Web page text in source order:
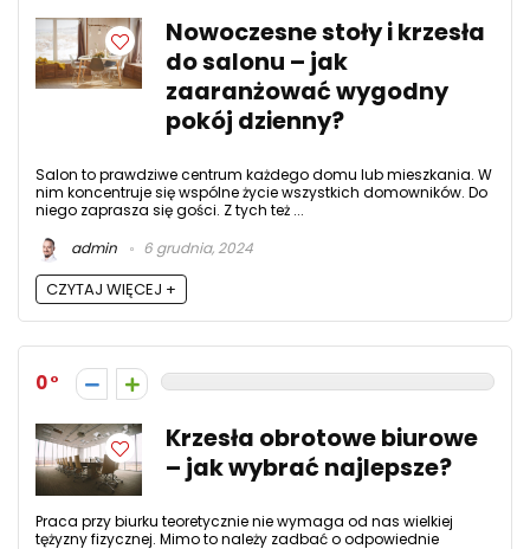
Nowoczesne stoły i krzesła
do salonu – jak
zaaranżować wygodny
pokój dzienny?
Salon to prawdziwe centrum każdego domu lub mieszkania. W
nim koncentruje się wspólne życie wszystkich domowników. Do
niego zaprasza się gości. Z tych też ...
admin
6 grudnia, 2024
CZYTAJ WIĘCEJ +
0
Krzesła obrotowe biurowe
– jak wybrać najlepsze?
Praca przy biurku teoretycznie nie wymaga od nas wielkiej
tężyzny fizycznej. Mimo to należy zadbać o odpowiednie